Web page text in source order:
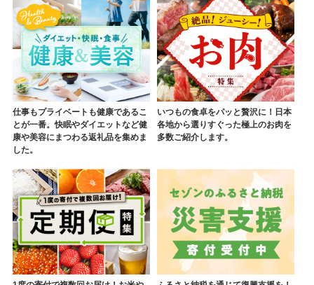
仕事もプライベートも健康であるこ
とが一番。快眠やダイエットなど健
康や美容にまつわる返礼品を集めま
した。
いつもの食卓をパッと贅沢に！日本
各地から選りすぐった極上のお肉を
多数ご紹介します。